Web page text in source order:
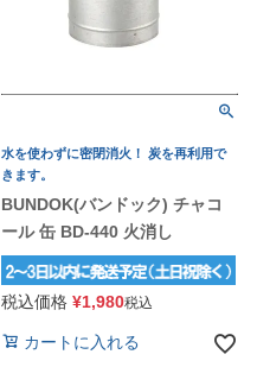
水を使わずに密閉消火！ 炭を再利用で
きます。
BUNDOK(バンドック) チャコ
ール 缶 BD-440 火消し
税込価格 ¥1,980税込
カートに入れる